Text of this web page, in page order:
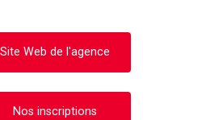
Site Web de l'agence
Nos inscriptions